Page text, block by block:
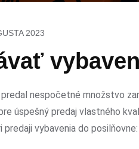
2023
nespočetné množstvo
úspešný predaj vlastného
predaji vybavenia do posilňovne: